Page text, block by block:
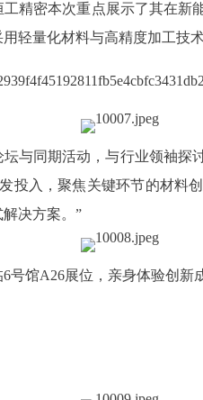
精密本次重点展示了其在新
轻量化材料与高精度加工技
与同期活动，与行业领袖探
投入，聚焦关键环节的材料
决方案。”
号馆A26展位，亲身体验创新